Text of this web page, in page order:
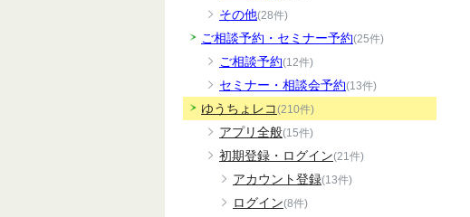
その他(28件)
ご相談予約・セミナー予約(25件)
ご相談予約(12件)
セミナー・相談会予約(13件)
ゆうちょレコ(210件)
アプリ全般(15件)
初期登録・ログイン(21件)
アカウント登録(13件)
ログイン(8件)